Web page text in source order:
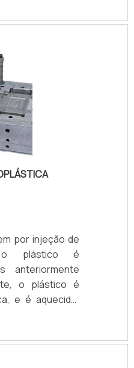
Entre as
do molde de
moldes de
cavidades
por injeção de
o plástico é
anteriormente
o plástico é
e é aquecido.
com as
solidifica-
fixa